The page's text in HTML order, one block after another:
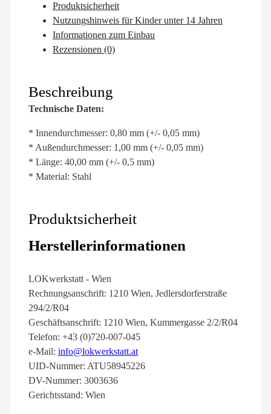
Produktsicherheit
Nutzungshinweis für Kinder unter 14 Jahren
Informationen zum Einbau
Rezensionen (0)
Beschreibung
Technische Daten:
* Innendurchmesser: 0,80 mm (+/- 0,05 mm)
* Außendurchmesser: 1,00 mm (+/- 0,05 mm)
* Länge: 40,00 mm (+/- 0,5 mm)
* Material: Stahl
Produktsicherheit
Herstellerinformationen
LOKwerkstatt - Wien
Rechnungsanschrift: 1210 Wien, Jedlersdorferstraße
294/2/R04
Geschäftsanschrift: 1210 Wien, Kummergasse 2/2/R04
Telefon: +43 (0)720-007-045
e-Mail: info@lokwerkstatt.at
UID-Nummer: ATU58945226
DV-Nummer: 3003636
Gerichtsstand: Wien